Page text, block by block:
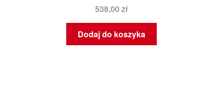
538,00 zł
Dodaj do koszyka